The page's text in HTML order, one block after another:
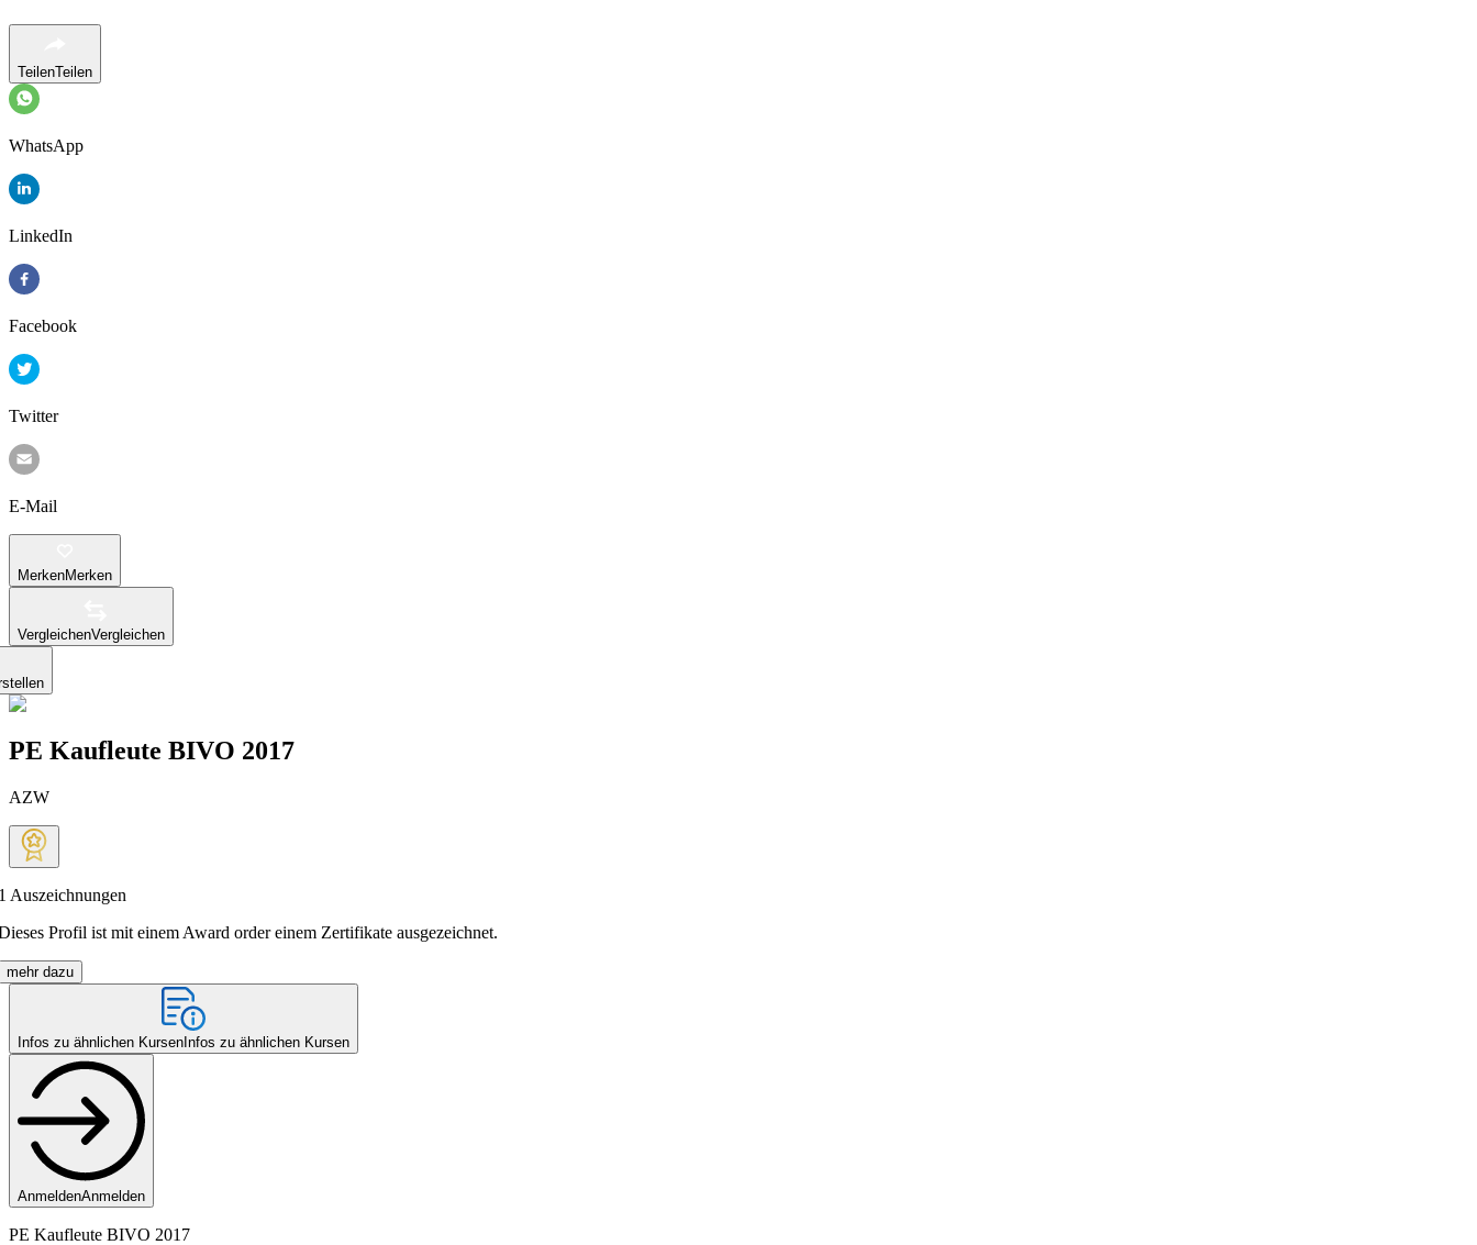
TeilenTeilen
WhatsApp
LinkedIn
Facebook
Twitter
E-Mail
MerkenMerken
VergleichenVergleichen
PE Kaufleute BIVO 2017
AZW
Auszeichnungen
Profil ist mit einem Award order einem Zertifikate ausgezeichnet.
mehr dazu
Infos zu ähnlichen Kursen Infos zu ähnlichen Kursen
AnmeldenAnmelden
PE Kaufleute BIVO 2017